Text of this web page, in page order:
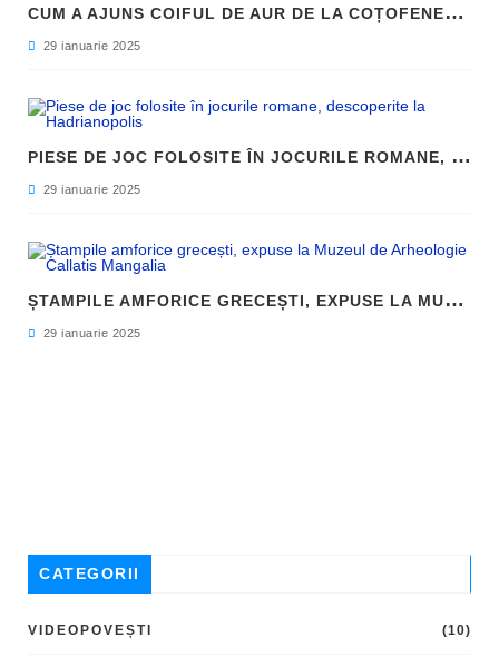
C
UM A AJUNS COIFUL DE AUR DE LA COȚOFENEȘTI ÎN PATRIMONIUL NAȚIONAL
29 ianuarie 2025
P
IESE DE JOC FOLOSITE ÎN JOCURILE ROMANE, DESCOPERITE LA HADRIANOPOLIS
29 ianuarie 2025
Ș
TAMPILE AMFORICE GRECEȘTI, EXPUSE LA MUZEUL DE ARHEOLOGIE CALLATIS MANGALIA
29 ianuarie 2025
CATEGORII
VIDEOPOVEȘTI (10)